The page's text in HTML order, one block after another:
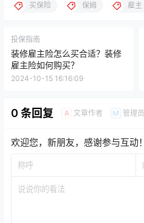
买保险 保姆 雇主
投保指南
装修雇主险怎么买合适？装修
雇主险如何购买？
2024-10-15 16:16:09
0 条回复 A 文章作者 M 管理员
欢迎您，新朋友，感谢参与互动！